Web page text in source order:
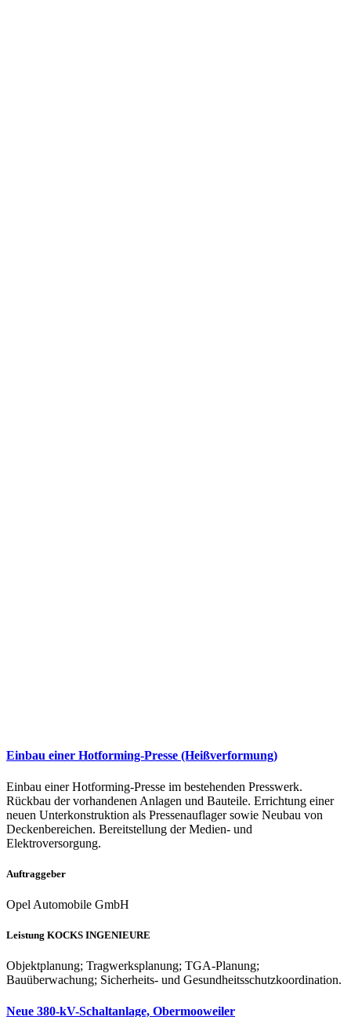
Einbau einer Hotforming-Presse (Heißverformung)
Einbau einer Hotforming-Presse im bestehenden Presswerk.
Rückbau der vorhandenen Anlagen und Bauteile. Errichtung einer
neuen Unterkonstruktion als Pressenauflager sowie Neubau von
Deckenbereichen. Bereitstellung der Medien- und
Elektroversorgung.
Auftraggeber
Opel Automobile GmbH
Leistung KOCKS INGENIEURE
Objektplanung; Tragwerksplanung; TGA-Planung;
Bauüberwachung; Sicherheits- und Gesundheitsschutzkoordination.
Neue 380-kV-Schaltanlage, Obermooweiler